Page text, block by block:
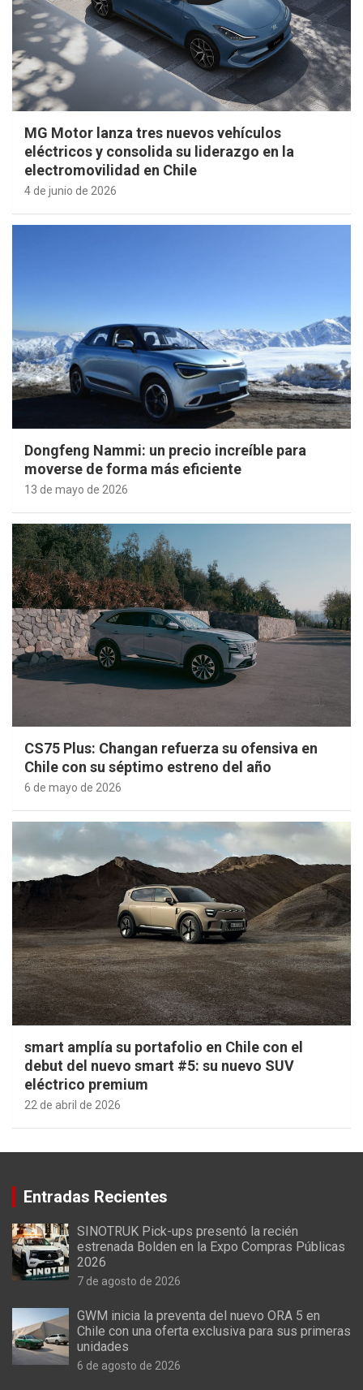
MG Motor lanza tres nuevos vehículos
eléctricos y consolida su liderazgo en la
electromovilidad en Chile
4 de junio de 2026
Dongfeng Nammi: un precio increíble para
moverse de forma más eficiente
13 de mayo de 2026
CS75 Plus: Changan refuerza su ofensiva en
Chile con su séptimo estreno del año
6 de mayo de 2026
smart amplía su portafolio en Chile con el
debut del nuevo smart #5: su nuevo SUV
eléctrico premium
22 de abril de 2026
Entradas Recientes
SINOTRUK Pick-ups presentó la recién
estrenada Bolden en la Expo Compras Públicas
2026
7 de agosto de 2026
GWM inicia la preventa del nuevo ORA 5 en
Chile con una oferta exclusiva para sus primeras
unidades
6 de agosto de 2026